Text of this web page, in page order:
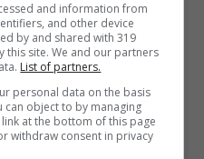
borsa di studio
iscritti in via
Separata presso
e partite
and information from
and other device
by and shared with 319
this site. We and our partners
List of partners.
personal data on the basis
can object to by managing
at the bottom of this page
withdraw consent in privacy